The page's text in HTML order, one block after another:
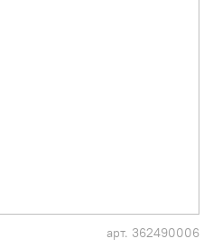
арт. 362490006